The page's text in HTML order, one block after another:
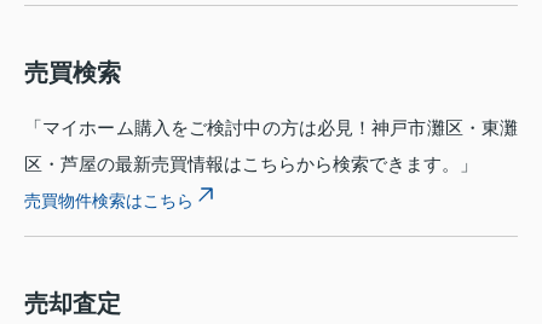
売買検索
「マイホーム購入をご検討中の方は必見！神戸市灘区・東灘
区・芦屋の最新売買情報はこちらから検索できます。」
売買物件検索はこちら
売却査定